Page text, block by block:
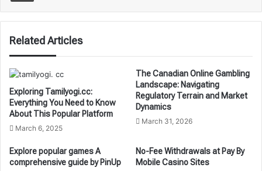
Related Articles
Exploring Tamilyogi.cc:
Everything You Need to Know
About This Popular Platform
March 6, 2025
The Canadian Online Gambling
Landscape: Navigating
Regulatory Terrain and Market
Dynamics
March 31, 2026
Explore popular games A
comprehensive guide by PinUp
No-Fee Withdrawals at Pay By
Mobile Casino Sites